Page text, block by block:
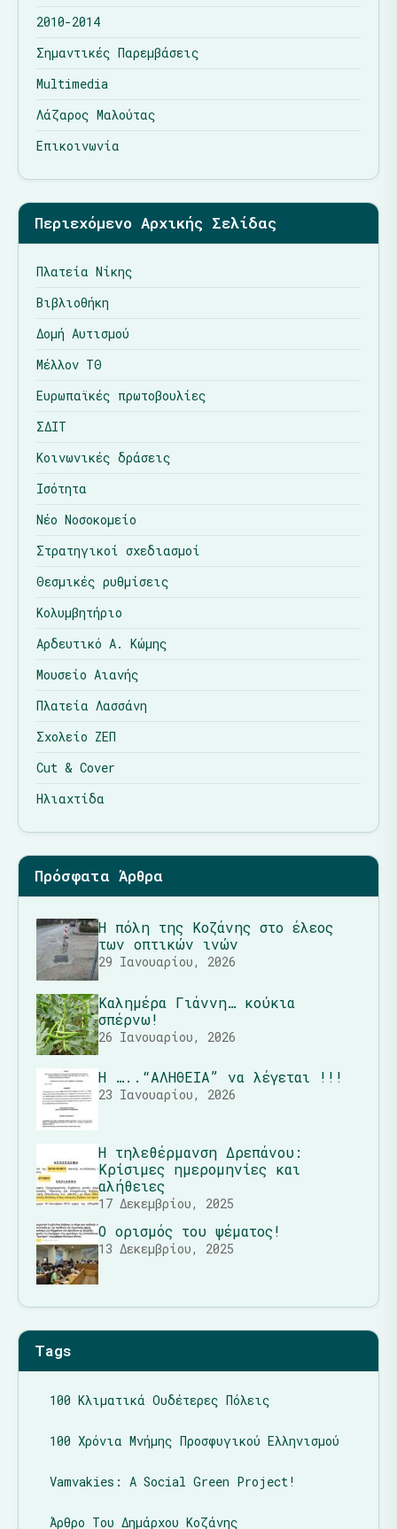
2010-2014
Σημαντικές Παρεμβάσεις
Multimedia
Λάζαρος Μαλούτας
Επικοινωνία
Περιεχόμενο Αρχικής Σελίδας
Πλατεία Νίκης
Βιβλιοθήκη
Δομή Αυτισμού
Μέλλον ΤΘ
Ευρωπαϊκές πρωτοβουλίες
ΣΔΙΤ
Κοινωνικές δράσεις
Ισότητα
Νέο Νοσοκομείο
Στρατηγικοί σχεδιασμοί
Θεσμικές ρυθμίσεις
Κολυμβητήριο
Αρδευτικό Α. Κώμης
Μουσείο Αιανής
Πλατεία Λασσάνη
Σχολείο ΖΕΠ
Cut & Cover
Ηλιαχτίδα
Πρόσφατα Άρθρα
Η πόλη της Κοζάνης στο έλεος
των οπτικών ινών
29 Ιανουαρίου, 2026
Καλημέρα Γιάννη… κούκια
σπέρνω!
26 Ιανουαρίου, 2026
Η …..“ΑΛΗΘΕΙΑ” να λέγεται !!!
23 Ιανουαρίου, 2026
Η τηλεθέρμανση Δρεπάνου:
Κρίσιμες ημερομηνίες και
αλήθειες
17 Δεκεμβρίου, 2025
Ο ορισμός του ψέματος!
13 Δεκεμβρίου, 2025
Tags
100 Κλιματικά Ουδέτερες Πόλεις
100 Χρόνια Μνήμης Προσφυγικού Ελληνισμού
Vamvakies: A Social Green Project!
Άρθρο Του Δημάρχου Κοζάνης